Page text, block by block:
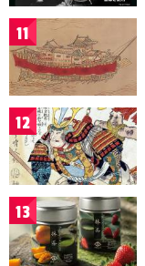
11
12
13